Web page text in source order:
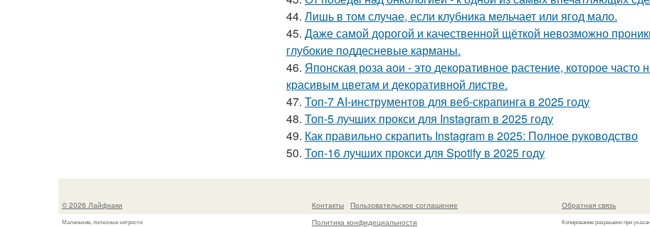
44. Лишь в том случае, если клубника мельчает или ягод мало.
45. Даже самой дорогой и качественной щёткой невозможно
глубокие поддесневые карманы.
46. Японская роза аои - это декоративное растение, которое
красивым цветам и декоративной листве.
47. Топ-7 AI-инструментов для веб-скрапинга в 2025 году
48. Топ-5 лучших прокси для Instagram в 2025 году
49. Как правильно скрапить Instagram в 2025: Полное руководство
50. Топ-16 лучших прокси для Spotify в 2025 году
© 2026 Лайфхаки
Маленькие, полезные хитрости
Контакты
Пользовательское соглашение
Политика конфидециальности
Обратная связь
Копирование разрешено при